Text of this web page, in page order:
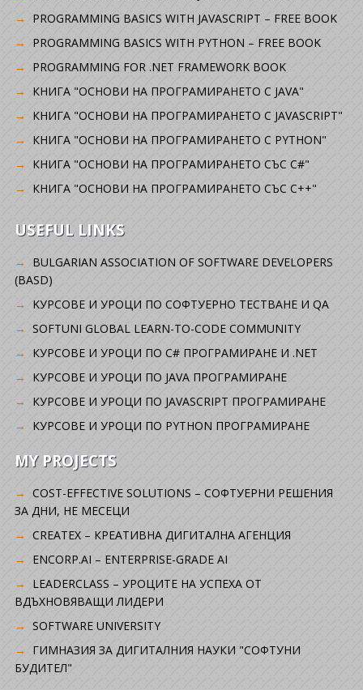
PROGRAMMING BASICS WITH JAVASCRIPT – FREE BOOK
PROGRAMMING BASICS WITH PYTHON – FREE BOOK
PROGRAMMING FOR .NET FRAMEWORK BOOK
КНИГА "ОСНОВИ НА ПРОГРАМИРАНЕТО С JAVA"
КНИГА "ОСНОВИ НА ПРОГРАМИРАНЕТО С JAVASCRIPT"
КНИГА "ОСНОВИ НА ПРОГРАМИРАНЕТО С PYTHON"
КНИГА "ОСНОВИ НА ПРОГРАМИРАНЕТО СЪС C#"
КНИГА "ОСНОВИ НА ПРОГРАМИРАНЕТО СЪС C++"
USEFUL LINKS
BULGARIAN ASSOCIATION OF SOFTWARE DEVELOPERS
(BASD)
KУРСОВЕ И УРОЦИ ПО СОФТУЕРНО ТЕСТВАНЕ И QA
SOFTUNI GLOBAL LEARN-TO-CODE COMMUNITY
КУРСОВЕ И УРОЦИ ПО C# ПРОГРАМИРАНЕ И .NET
КУРСОВЕ И УРОЦИ ПО JAVA ПРОГРАМИРАНЕ
КУРСОВЕ И УРОЦИ ПО JAVASCRIPT ПРОГРАМИРАНЕ
КУРСОВЕ И УРОЦИ ПО PYTHON ПРОГРАМИРАНЕ
MY PROJECTS
COST-EFFECTIVE SOLUTIONS – СОФТУЕРНИ РЕШЕНИЯ
ЗА ДНИ, НЕ МЕСЕЦИ
CREATEX – КРЕАТИВНА ДИГИТАЛНА АГЕНЦИЯ
ENCORP.AI – ENTERPRISE-GRADE AI
LEADERCLASS – УРОЦИТЕ НА УСПЕХА ОТ
ВДЪХНОВЯВАЩИ ЛИДЕРИ
SOFTWARE UNIVERSITY
ГИМНАЗИЯ ЗА ДИГИТАЛНИЯ НАУКИ "СОФТУНИ
БУДИТЕЛ"